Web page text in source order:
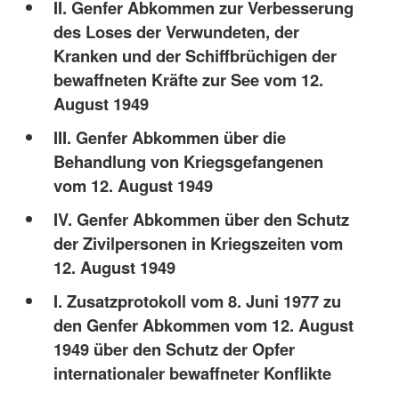
II. Genfer Abkommen zur Verbesserung
des Loses der Verwundeten, der
Kranken und der Schiffbrüchigen der
bewaffneten Kräfte zur See vom 12.
August 1949
III. Genfer Abkommen über die
Behandlung von Kriegsgefangenen
vom 12. August 1949
IV. Genfer Abkommen über den Schutz
der Zivilpersonen in Kriegszeiten vom
12. August 1949
I. Zusatzprotokoll vom 8. Juni 1977 zu
den Genfer Abkommen vom 12. August
1949 über den Schutz der Opfer
internationaler bewaffneter Konflikte